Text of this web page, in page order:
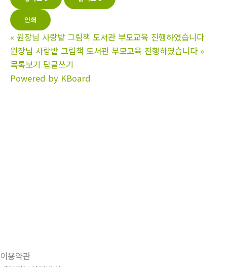
인쇄
« 원장님 사랑밭 그림책 도서관 부모교육 진행하였습니다
원장님 사랑밭 그림책 도서관 부모교육 진행하였습니다 »
목록보기 답글쓰기
Powered by KBoard
이용약관